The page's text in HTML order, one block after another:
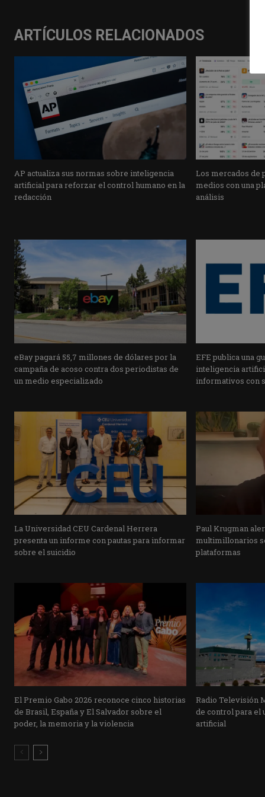
ARTÍCULOS RELACIONADOS
AP actualiza sus normas sobre inteligencia
artificial para reforzar el control humano en la
redacción
Los mercados de
medios con una
análisis
eBay pagará 55,7 millones de dólares por la
campaña de acoso contra dos periodistas de
un medio especializado
EFE publica una
inteligencia
informativos con
La Universidad CEU Cardenal Herrera
presenta un informe con pautas para informar
sobre el suicidio
Paul Krugman
multimillonarios
plataformas
El Premio Gabo 2026 reconoce cinco historias
de Brasil, España y El Salvador sobre el
poder, la memoria y la violencia
Radio Televisión
de control para el
artificial